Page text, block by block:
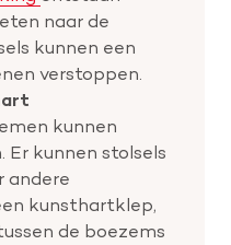
naar de
kunnen een
verstoppen.
kunnen
Er kunnen stolsels
andere
kunsthartklep,
de boezems